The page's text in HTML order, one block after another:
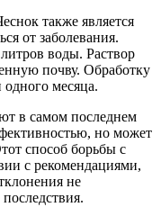
также является
от заболевания.
воды. Раствор
почву. Обработку
месяца.
в самом последнем
но может
способ борьбы с
с рекомендациями,
не